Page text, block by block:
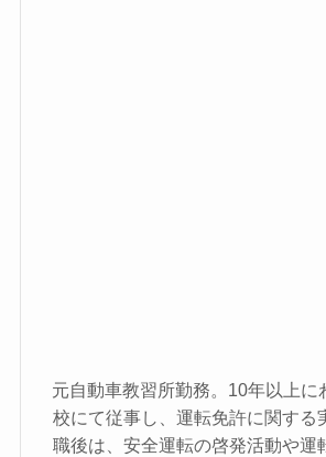
元自動車教習所勤務。10年以上に
校にて従事し、運転免許に関する
職後は、安全運転の啓発活動や運